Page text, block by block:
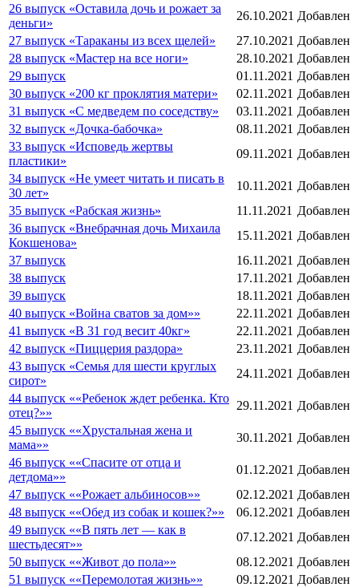
26 выпуск «Оставила дочь и рожает за
деньги»
26.10.2021 Добавлен
27 выпуск «Тараканы из всех щелей»
27.10.2021 Добавлен
28 выпуск «Мастер на все ноги»
28.10.2021 Добавлен
29 выпуск
01.11.2021 Добавлен
30 выпуск «200 кг проклятия матери»
02.11.2021 Добавлен
31 выпуск «С медведем по соседству»
03.11.2021 Добавлен
32 выпуск «Дочка-бабочка»
08.11.2021 Добавлен
33 выпуск «Исповедь жертвы
пластики»
09.11.2021 Добавлен
34 выпуск «Не умеет читать и писать в
30 лет»
10.11.2021 Добавлен
35 выпуск «Рабская жизнь»
11.11.2021 Добавлен
36 выпуск «Внебрачная дочь Михаила
Кокшенова»
15.11.2021 Добавлен
37 выпуск
16.11.2021 Добавлен
38 выпуск
17.11.2021 Добавлен
39 выпуск
18.11.2021 Добавлен
40 выпуск «Война сватов за дом»»
22.11.2021 Добавлен
41 выпуск «В 31 год весит 40кг»
22.11.2021 Добавлен
42 выпуск «Пиццерия раздора»
23.11.2021 Добавлен
43 выпуск «Семья для шести круглых
сирот»
24.11.2021 Добавлен
44 выпуск ««Ребенок ждет ребенка. Кто
отец?»»
29.11.2021 Добавлен
45 выпуск ««Хрустальная жена и
мама»»
30.11.2021 Добавлен
46 выпуск ««Спасите от отца и
детдома»»
01.12.2021 Добавлен
47 выпуск ««Рожает альбиносов»»
02.12.2021 Добавлен
48 выпуск ««Обед из собак и кошек?»»
06.12.2021 Добавлен
49 выпуск ««В пять лет — как в
шестьдесят»»
07.12.2021 Добавлен
50 выпуск ««Живот до пола»»
08.12.2021 Добавлен
51 выпуск ««Перемолотая жизнь»»
09.12.2021 Добавлен